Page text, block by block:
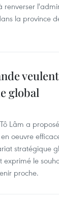
renverser
la province
global
Lâm a
oeuvre
stratégique
le
proche.